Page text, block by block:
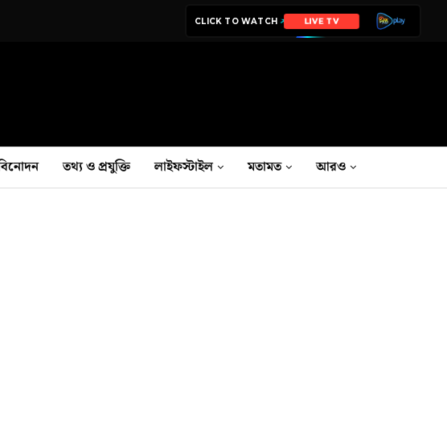
CLICK TO WATCH LIVE TV
তথ‍্য ও প্রযুক্তি লাইফস্টাইল মতামত আরও